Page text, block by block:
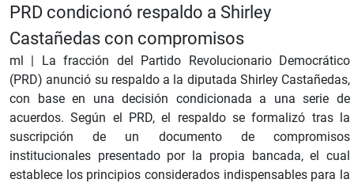
PRD condicionó respaldo a Shirley
Castañedas con compromisos
ml | La fracción del Partido Revolucionario Democrático
(PRD) anunció su respaldo a la diputada Shirley Castañedas,
con base en una decisión condicionada a una serie de
acuerdos. Según el PRD, el respaldo se formalizó tras la
suscripción de un documento de compromisos
institucionales presentado por la propia bancada, el cual
establece los principios considerados indispensables para la